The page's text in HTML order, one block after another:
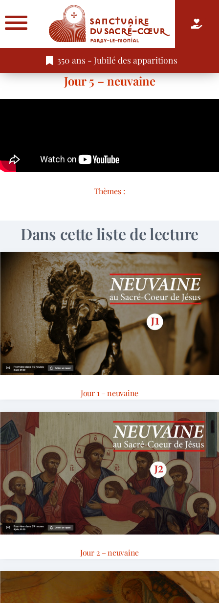
350 ans - Jubilé des apparitions
Jour 5 – neuvaine
Thèmes :
Dans cette liste de lecture
Jour 1 – neuvaine
Jour 2 – neuvaine